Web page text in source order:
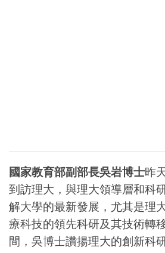
國家教育部副部長吳岩博士昨
到訪理大，與理大領導層和科
解大學的最新發展，尤其是理
療科技的領先科研及其技術轉
間，吳博士讚揚理大的創新科